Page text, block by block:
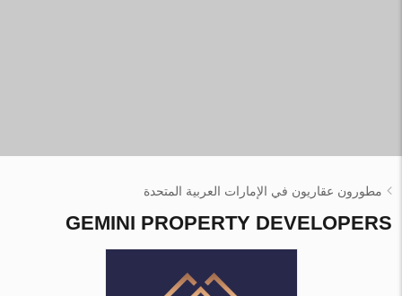
مطورون عقاريون في الإمارات العربية المتحدة
GEMINI PROPERTY DEVELOPERS